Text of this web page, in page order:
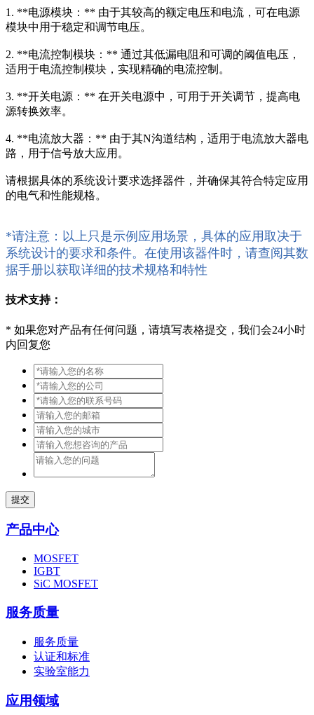
1. **电源模块：** 由于其较高的额定电压和电流，可在电源
模块中用于稳定和调节电压。
2. **电流控制模块：** 通过其低漏电阻和可调的阈值电压，
适用于电流控制模块，实现精确的电流控制。
3. **开关电源：** 在开关电源中，可用于开关调节，提高电
源转换效率。
4. **电流放大器：** 由于其N沟道结构，适用于电流放大器电
路，用于信号放大应用。
请根据具体的系统设计要求选择器件，并确保其符合特定应用
的电气和性能规格。
*请注意：以上只是示例应用场景，具体的应用取决于
系统设计的要求和条件。在使用该器件时，请查阅其数
据手册以获取详细的技术规格和特性
技术支持：
* 如果您对产品有任何问题，请填写表格提交，我们会24小时
内回复您
提交
产品中心
MOSFET
IGBT
SiC MOSFET
服务质量
服务质量
认证和标准
实验室能力
应用领域